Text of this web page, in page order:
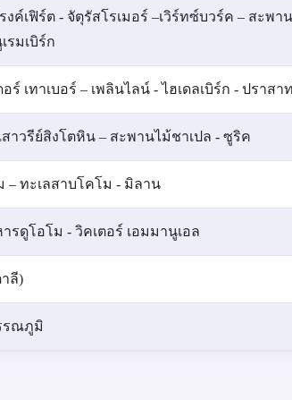
เฟิร์ต - จัตุรัสโรเมอร์ –เวิร์ทซ์บวร์ค – สะพา
รมเบิร์ก
ร์ เทาเบอร์ – เพลินไลน์ - ไฮเดลเบิร์ก - ปราสา
สาวรีย์สิงโตหิน – สะพานไม้ชาเปล - ซูริค
– ทะเลสาบโคโม - มิลาน
ารดูโอโม - วิคเตอร์ เอมมานูเอล
ลี)
รณภูมิ